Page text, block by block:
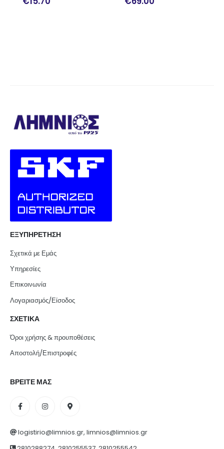
ΕΞΥΠΗΡΕΤΗΣΗ
Σχετικά με Εμάς
Υπηρεσίες
Επικοινωνία
Λογαριασμός/Είσοδος
ΣΧΕΤΙΚΑ
Όροι χρήσης & προυποθέσεις
Αποστολή/Επιστροφές
ΒΡΕΙΤΕ ΜΑΣ
logistirio@limnios.gr, limnios@limnios.gr